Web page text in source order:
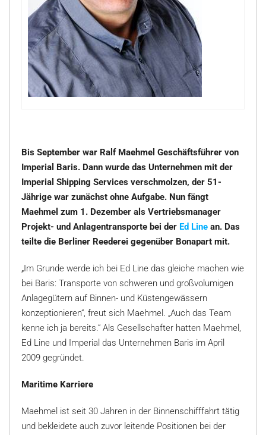
Bis September war Ralf Maehmel Geschäftsführer von
Imperial Baris. Dann wurde das Unternehmen mit der
Imperial Shipping Services verschmolzen, der 51-
Jährige war zunächst ohne Aufgabe. Nun fängt
Maehmel zum 1. Dezember als Vertriebsmanager
Projekt- und Anlagentransporte bei der Ed Line an. Das
teilte die Berliner Reederei gegenüber Bonapart mit.
„Im Grunde werde ich bei Ed Line das gleiche machen wie
bei Baris: Transporte von schweren und großvolumigen
Anlagegütern auf Binnen- und Küstengewässern
konzeptionieren“, freut sich Maehmel. „Auch das Team
kenne ich ja bereits.“ Als Gesellschafter hatten Maehmel,
Ed Line und Imperial das Unternehmen Baris im April
2009 gegründet.
Maritime Karriere
Maehmel ist seit 30 Jahren in der Binnenschifffahrt tätig
und bekleidete auch zuvor leitende Positionen bei der